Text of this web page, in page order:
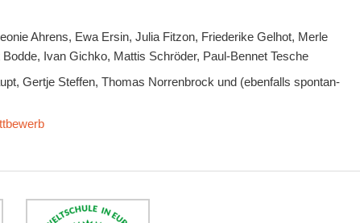
Ahrens, Ewa Ersin, Julia Fitzon, Friederike Gelhot, Merle
Ivan Gichko, Mattis Schröder, Paul-Bennet Tesche
Gertje Steffen, Thomas Norrenbrock und (ebenfalls spontan-